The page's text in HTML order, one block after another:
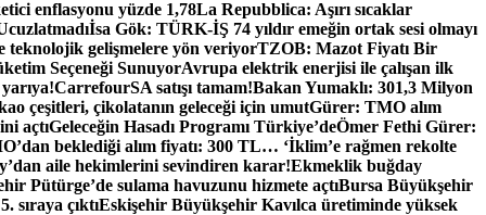
enflasyonu yüzde 1,78La Repubblica: Aşırı sıcaklar
İsa Gök: TÜRK-İŞ 74 yıldır emeğin ortak sesi olmayı
teknolojik gelişmelere yön veriyorTZOB: Mazot Fiyatı Bir
Seçeneği SunuyorAvrupa elektrik enerjisi ile çalışan ilk
CarrefourSA satışı tamam!Bakan Yumaklı: 301,3 Milyon
çeşitleri, çikolatanın geleceği için umutGürer: TMO alım
açtıGeleceğin Hasadı Programı Türkiye’deÖmer Fethi Gürer:
beklediği alım fiyatı: 300 TL… ‘İklim’e rağmen rekolte
aile hekimlerini sevindiren karar!Ekmeklik buğday
Pütürge’de sulama havuzunu hizmete açtıBursa Büyükşehir
sıraya çıktıEskişehir Büyükşehir Kavılca üretiminde yüksek